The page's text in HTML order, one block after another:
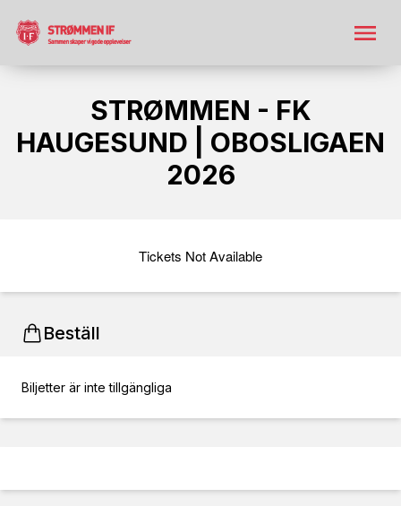
STRØMMEN - FK
HAUGESUND | OBOSLIGAEN
2026
Tickets Not Available
Beställ
Biljetter är inte tillgängliga